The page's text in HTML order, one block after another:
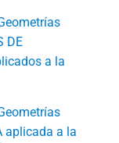
DE
a la
aplicada a la